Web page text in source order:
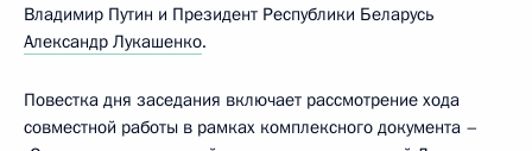
Владимир Путин и Президент Республики Беларусь
Александр Лукашенко.
Повестка дня заседания включает рассмотрение хода
совместной работы в рамках комплексного документа –